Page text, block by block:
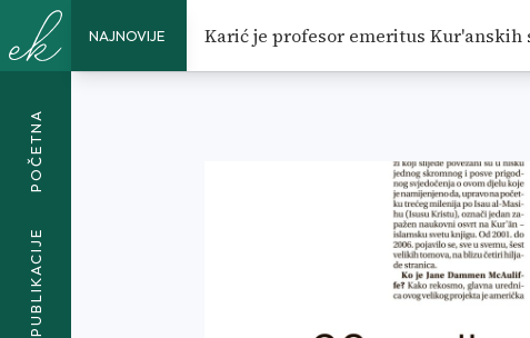
NAJNOVIJE Karić je profesor emeritus
POČETNA
PUBLIKACIJE
POJAVE BRILLOVE ENCIKLOPEDIJE